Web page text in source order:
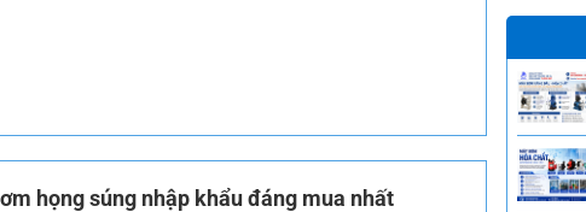
họng súng nhập khẩu đáng mua nhất